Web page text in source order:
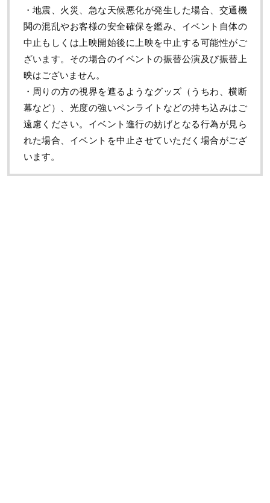
・地震、火災、急な天候悪化が発生した場合、交通機
関の混乱やお客様の安全確保を鑑み、イベント自体の
中止もしくは上映開始後に上映を中止する可能性がご
ざいます。その場合のイベントの振替公演及び振替上
映はございません。
・周りの方の視界を遮るようなグッズ（うちわ、横断
幕など）、光度の強いペンライトなどの持ち込みはご
遠慮ください。イベント進行の妨げとなる行為が見ら
れた場合、イベントを中止させていただく場合がござ
います。